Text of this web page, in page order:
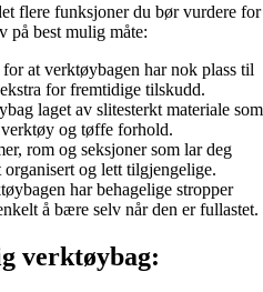
flere funksjoner du bør vurdere for
på best mulig måte:
for at verktøybagen har nok plass til
for fremtidige tilskudd.
laget av slitesterkt materiale som
og tøffe forhold.
rom og seksjoner som lar deg
og lett tilgjengelige.
har behagelige stropper
å bære selv når den er fullastet.
verktøybag: